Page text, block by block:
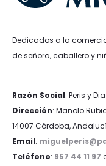
Dedicados a la
de señora, caballero y
Razón Social: Peris y
Dirección: Manolo
14007 Córdoba,
Email:
Teléfono: 957 44 11 97